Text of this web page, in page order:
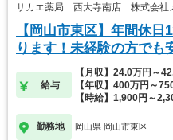
サカエ薬局 西大寺南店 株式会社
【岡山市東区】年間休
ります！未経験の方でも
給与
【月収】24.0万円～
【年収】400万円～
【時給】1,900円～
勤務地 岡山県 岡山市東区